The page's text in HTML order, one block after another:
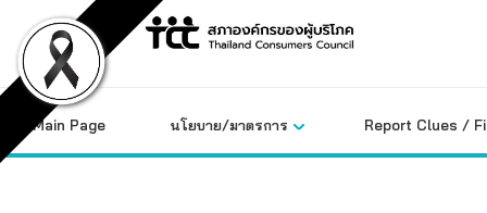
content
Main Page นโยบาย/มาตรการ Report Clues /